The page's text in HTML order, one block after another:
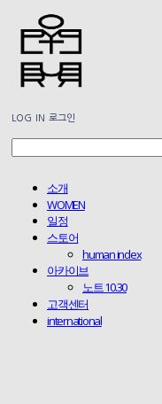
LOG IN 로그인
소개
WOMEN
일정
스토어
human index
아카이브
노트 10.30
고객센터
international